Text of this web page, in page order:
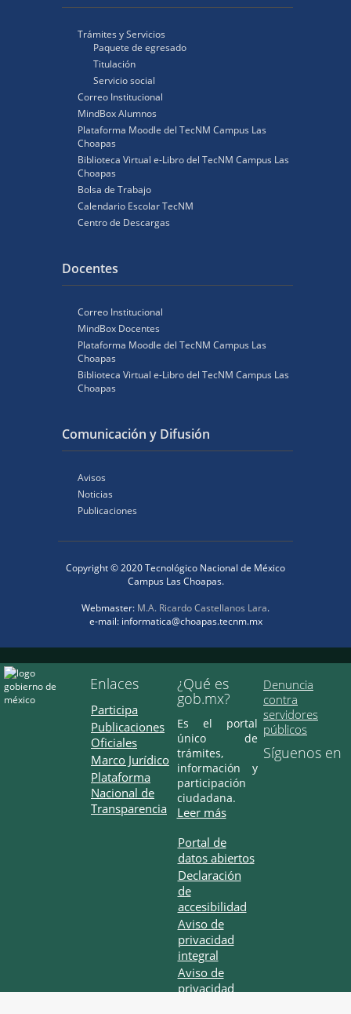
Trámites y Servicios
Paquete de egresado
Titulación
Servicio social
Correo Institucional
MindBox Alumnos
Plataforma Moodle del TecNM Campus Las
Choapas
Biblioteca Virtual e-Libro del TecNM Campus Las
Choapas
Bolsa de Trabajo
Calendario Escolar TecNM
Centro de Descargas
Docentes
Correo Institucional
MindBox Docentes
Plataforma Moodle del TecNM Campus Las
Choapas
Biblioteca Virtual e-Libro del TecNM Campus Las
Choapas
Comunicación y Difusión
Avisos
Noticias
Publicaciones
Copyright © 2020 Tecnológico Nacional de México
Campus Las Choapas.
Webmaster: M.A. Ricardo Castellanos Lara.
e-mail: informatica@choapas.tecnm.mx
Enlaces
Participa
Publicaciones
Oficiales
Marco Jurídico
Plataforma
Nacional de
Transparencia
¿Qué es
gob.mx?
Es el portal
único de
trámites,
información y
participación
ciudadana.
Leer más
Portal de
datos abiertos
Declaración
de
accesibilidad
Aviso de
privacidad
integral
Aviso de
privacidad
Denuncia
contra
servidores
públicos
Síguenos en